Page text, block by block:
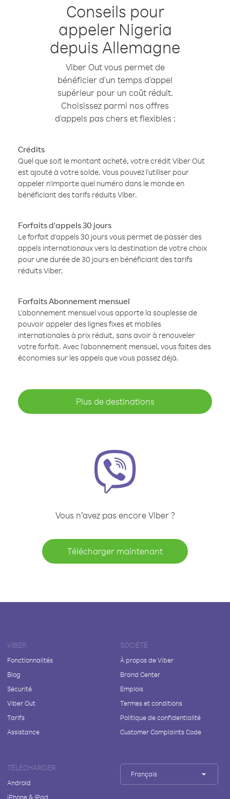
Conseils pour
appeler Nigeria
depuis Allemagne
Viber Out vous permet de
bénéficier d'un temps d'appel
supérieur pour un coût réduit.
Choisissez parmi nos offres
d'appels pas chers et flexibles :
Crédits
Quel que soit le montant acheté, votre crédit Viber Out
est ajouté à votre solde. Vous pouvez l'utiliser pour
appeler n'importe quel numéro dans le monde en
bénéficiant des tarifs réduits Viber.
Forfaits d'appels 30 jours
Le forfait d'appels 30 jours vous permet de passer des
appels internationaux vers la destination de votre choix
pour une durée de 30 jours en bénéficiant des tarifs
réduits Viber.
Forfaits Abonnement mensuel
L'abonnement mensuel vous apporte la souplesse de
pouvoir appeler des lignes fixes et mobiles
internationales à prix réduit, sans avoir à renouveler
votre forfait. Avec l'abonnement mensuel, vous faites des
économies sur les appels que vous passez déjà.
Plus de destinations
Vous n’avez pas encore Viber ?
Télécharger maintenant
VIBER
Fonctionnalités
Blog
Sécurité
Viber Out
Tarifs
Assistance
SOCIÉTÉ
À propos de Viber
Brand Center
Emplois
Termes et conditions
Politique de confidentialité
Customer Complaints Code
TÉLÉCHARGER
Android
iPhone & iPad
Français